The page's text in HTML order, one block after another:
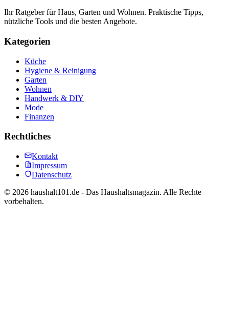
Ihr Ratgeber für Haus, Garten und Wohnen. Praktische Tipps,
nützliche Tools und die besten Angebote.
Kategorien
Küche
Hygiene & Reinigung
Garten
Wohnen
Handwerk & DIY
Mode
Finanzen
Rechtliches
Kontakt
Impressum
Datenschutz
© 2026 haushalt101.de - Das Haushaltsmagazin. Alle Rechte
vorbehalten.